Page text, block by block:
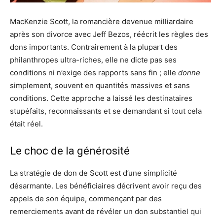
MacKenzie Scott, la romancière devenue milliardaire
après son divorce avec Jeff Bezos, réécrit les règles des
dons importants. Contrairement à la plupart des
philanthropes ultra-riches, elle ne dicte pas ses
conditions ni n’exige des rapports sans fin ; elle donne
simplement, souvent en quantités massives et sans
conditions. Cette approche a laissé les destinataires
stupéfaits, reconnaissants et se demandant si tout cela
était réel.
Le choc de la générosité
La stratégie de don de Scott est d’une simplicité
désarmante. Les bénéficiaires décrivent avoir reçu des
appels de son équipe, commençant par des
remerciements avant de révéler un don substantiel qui